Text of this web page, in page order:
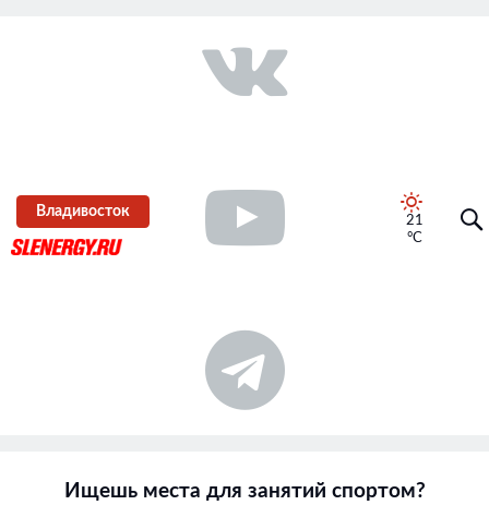
Владивосток
21
°C
Ищешь места для занятий спортом?